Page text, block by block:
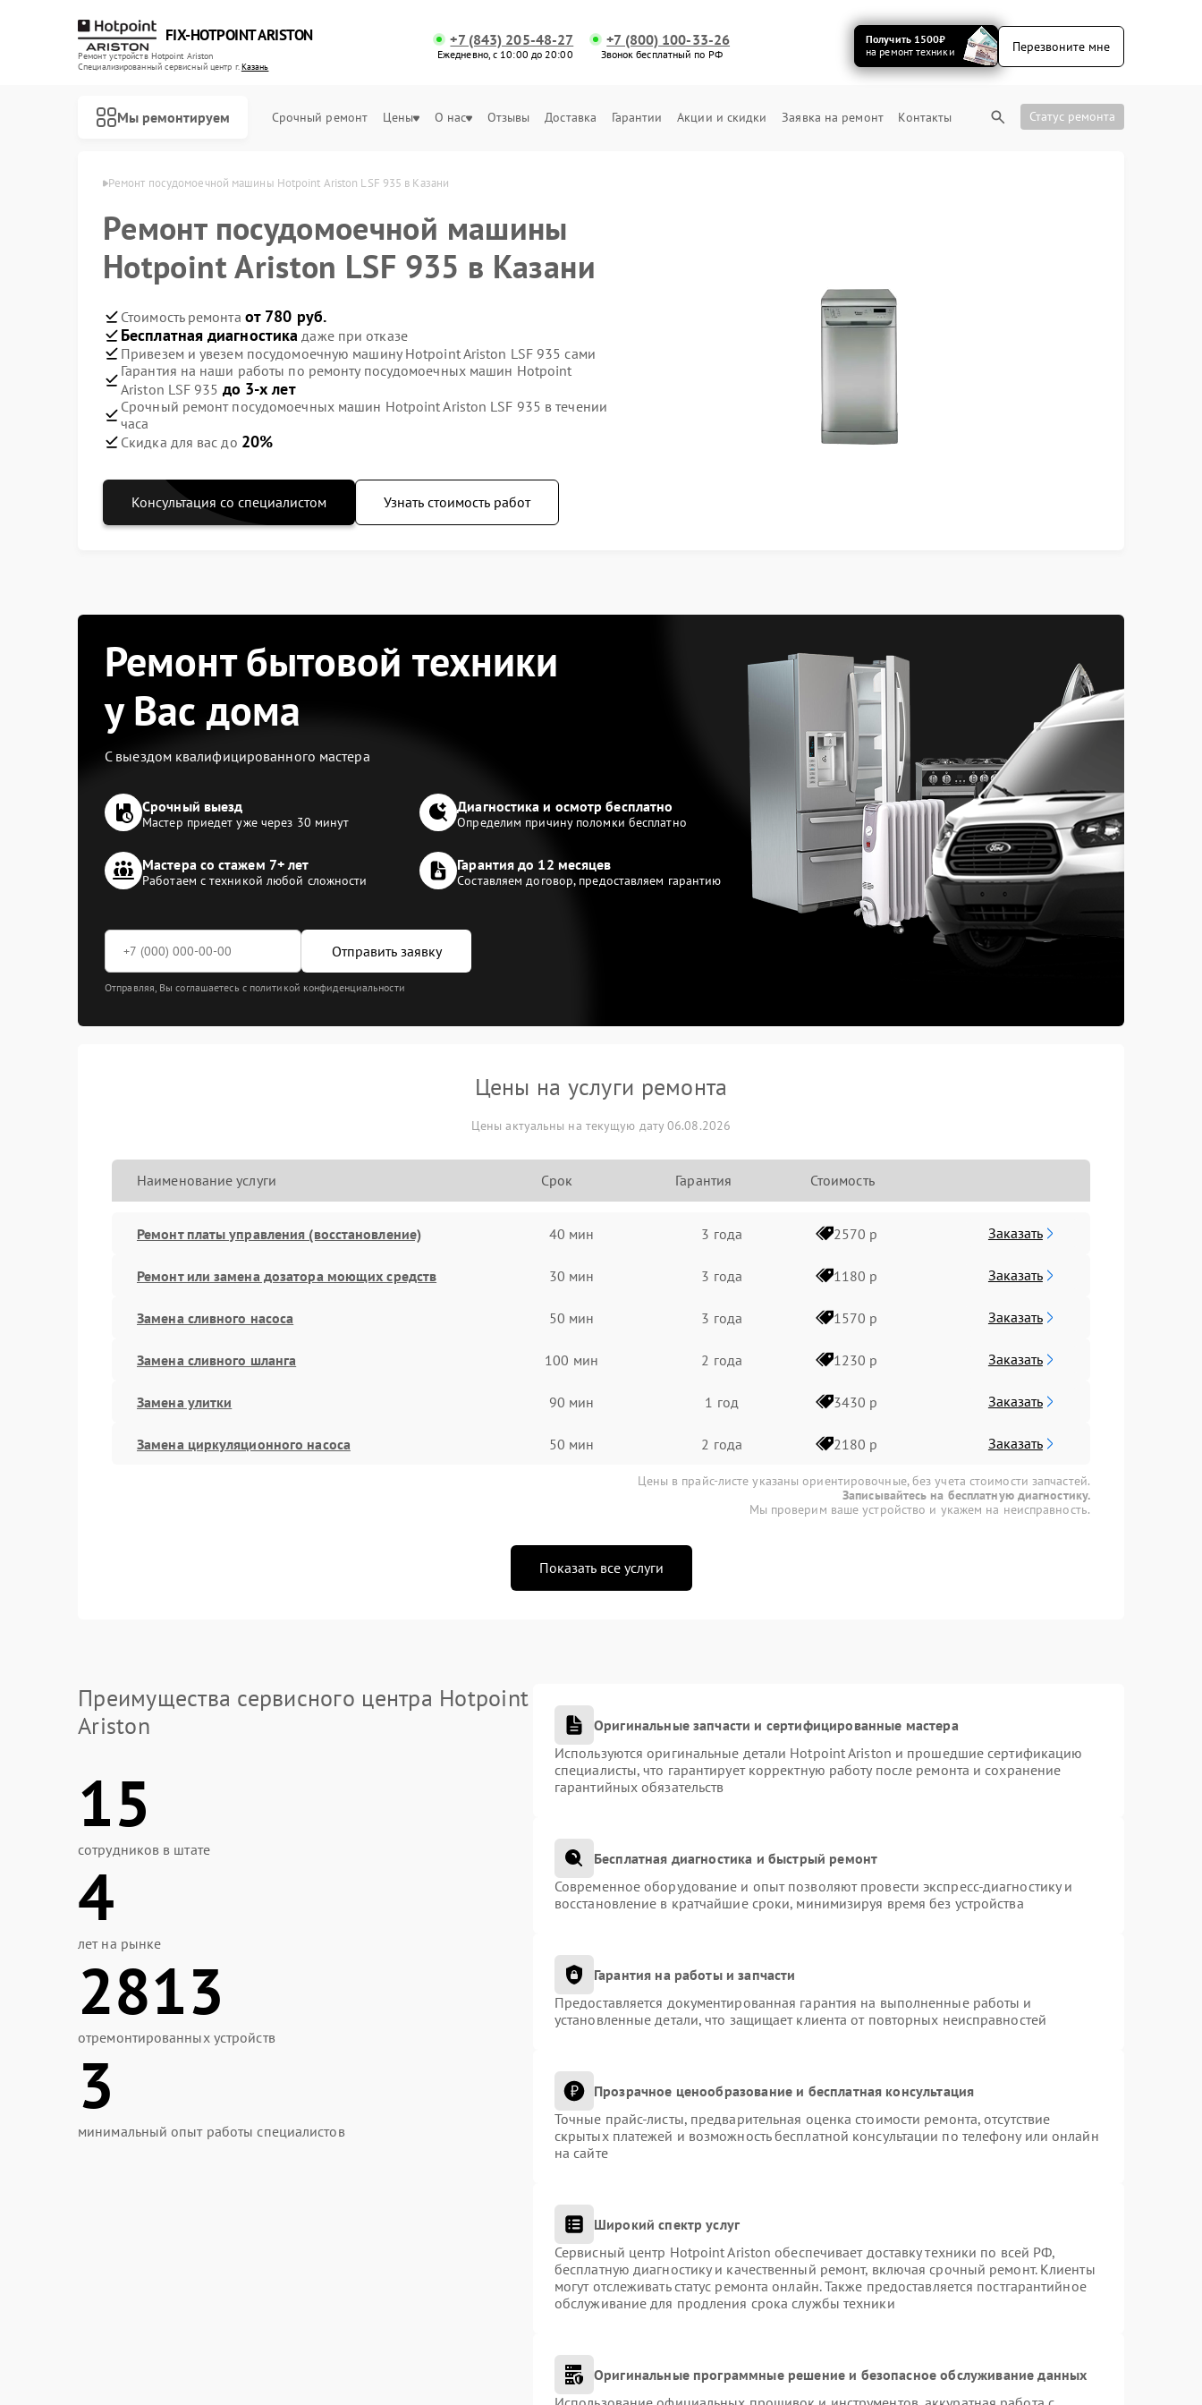
FIX-HOTPOINT ARISTON
Ремонт устройств Hotpoint Ariston
Специализированный cервисный центр г.Казань
+7 (843) 205-48-27
Ежедневно, с 10:00 до 20:00
+7 (800) 100-33-26
Звонок бесплатный по РФ
Получить 1500₽
на ремонт техники
Перезвоните мне
Мы ремонтируем Срочный ремонт Цены О нас Отзывы Доставка Гарантии Акции и скидки Заявка на ремонт Контакты Статус ремонта
Ремонт посудомоечной машины Hotpoint Ariston LSF 935 в Казани
Ремонт посудомоечной машины
Hotpoint Ariston LSF 935 в Казани
Стоимость ремонта от 780 руб.
Бесплатная диагностика даже при отказе
Привезем и увезем посудомоечную машину Hotpoint Ariston LSF 935 сами
Гарантия на наши работы по ремонту посудомоечных машин Hotpoint
Ariston LSF 935 до 3-х лет
Срочный ремонт посудомоечных машин Hotpoint Ariston LSF 935 в течении
часа
Скидка для вас до 20%
Консультация со специалистом Узнать стоимость работ
Ремонт бытовой техники
у Вас дома
С выездом квалифицированного мастера
Срочный выезд
Мастер приедет уже через 30 минут
Диагностика и осмотр бесплатно
Определим причину поломки бесплатно
Мастера со стажем 7+ лет
Работаем с техникой любой сложности
Гарантия до 12 месяцев
Составляем договор, предоставляем гарантию
Отправить заявку
Отправляя, Вы соглашаетесь с политикой конфиденциальности
Цены на услуги ремонта
Цены актуальны на текущую дату 06.08.2026
Наименование услуги Срок Гарантия Стоимость
Ремонт платы управления (восстановление) 40 мин 3 года 2570 р Заказать
Ремонт или замена дозатора моющих средств 30 мин 3 года 1180 р Заказать
Замена сливного насоса 50 мин 3 года 1570 р Заказать
Замена сливного шланга 100 мин 2 года 1230 р Заказать
Замена улитки 90 мин 1 год 3430 р Заказать
Замена циркуляционного насоса 50 мин 2 года 2180 р Заказать
Цены в прайс-листе указаны ориентировочные, без учета стоимости запчастей.
Записывайтесь на бесплатную диагностику.
Мы проверим ваше устройство и укажем на неисправность.
Показать все услуги
Преимущества сервисного центра Hotpoint
Ariston
15
сотрудников в штате
4
лет на рынке
2813
отремонтированных устройств
3
минимальный опыт работы специалистов
Оригинальные запчасти и сертифицированные мастера
Используются оригинальные детали Hotpoint Ariston и прошедшие сертификацию
специалисты, что гарантирует корректную работу после ремонта и сохранение
гарантийных обязательств
Бесплатная диагностика и быстрый ремонт
Современное оборудование и опыт позволяют провести экспресс-диагностику и
восстановление в кратчайшие сроки, минимизируя время без устройства
Гарантия на работы и запчасти
Предоставляется документированная гарантия на выполненные работы и
установленные детали, что защищает клиента от повторных неисправностей
Прозрачное ценообразование и бесплатная консультация
Точные прайс-листы, предварительная оценка стоимости ремонта, отсутствие
скрытых платежей и возможность бесплатной консультации по телефону или онлайн
на сайте
Широкий спектр услуг
Сервисный центр Hotpoint Ariston обеспечивает доставку техники по всей РФ,
бесплатную диагностику и качественный ремонт, включая срочный ремонт. Клиенты
могут отслеживать статус ремонта онлайн. Также предоставляется постгарантийное
обслуживание для продления срока службы техники
Оригинальные программные решение и безопасное обслуживание данных